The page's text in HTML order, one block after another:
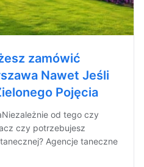
zamówić
Nawet Jeśli
Pojęcia
od tego czy
czy potrzebujesz
Agencje taneczne